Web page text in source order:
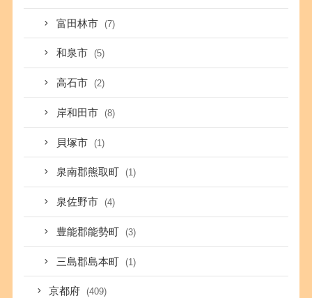
富田林市 (7)
和泉市 (5)
高石市 (2)
岸和田市 (8)
貝塚市 (1)
泉南郡熊取町 (1)
泉佐野市 (4)
豊能郡能勢町 (3)
三島郡島本町 (1)
京都府 (409)